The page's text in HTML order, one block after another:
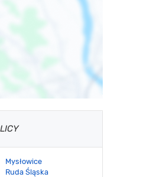
Mysłowice
Ruda Śląska